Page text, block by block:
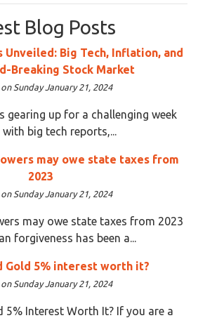
Blog Posts
Unveiled: Big Tech, Inflation, and
Breaking Stock Market
Sunday January 21, 2024
gearing up for a challenging week
with big tech reports,...
may owe state taxes from
2023
Sunday January 21, 2024
may owe state taxes from 2023
forgiveness has been a...
Gold 5% interest worth it?
Sunday January 21, 2024
5% Interest Worth It? If you are a